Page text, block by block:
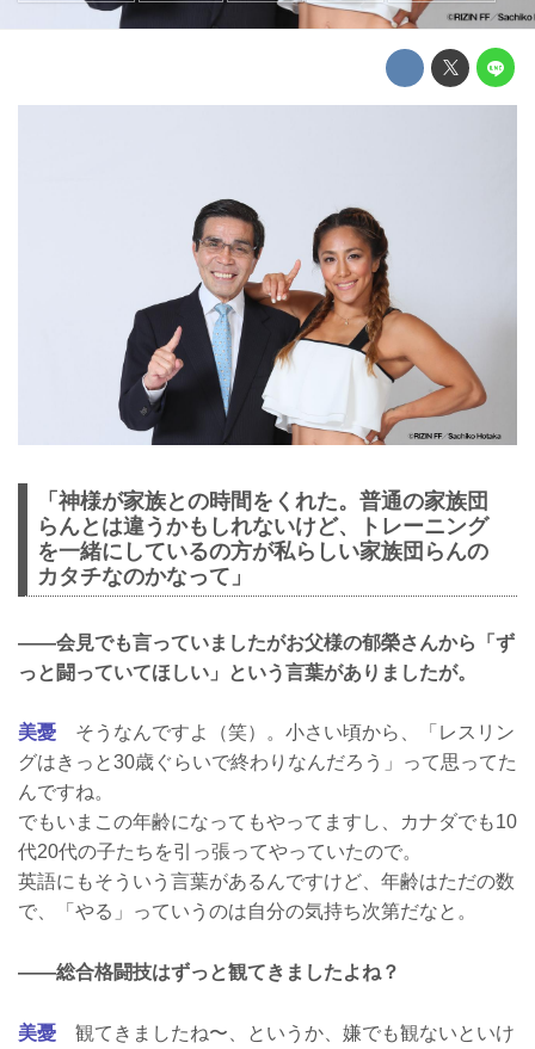
「神様が家族との時間をくれた。普通の家族団
らんとは違うかもしれないけど、トレーニング
を一緒にしているの方が私らしい家族団らんの
カタチなのかなって」
――会見でも言っていましたがお父様の郁榮さんから「ず
っと闘っていてほしい」という言葉がありましたが。
美憂 そうなんですよ（笑）。小さい頃から、「レスリン
グはきっと30歳ぐらいで終わりなんだろう」って思ってた
んですね。
でもいまこの年齢になってもやってますし、カナダでも10
代20代の子たちを引っ張ってやっていたので。
英語にもそういう言葉があるんですけど、年齢はただの数
で、「やる」っていうのは自分の気持ち次第だなと。
――総合格闘技はずっと観てきましたよね？
美憂 観てきましたね〜、というか、嫌でも観ないといけ